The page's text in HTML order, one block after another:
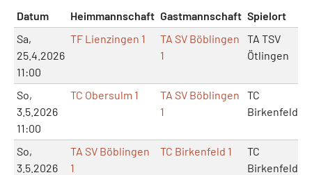
Datum Heimmannschaft Gastmannschaft Spielort
Sa,
25.4.2026
11:00
TF Lienzingen 1
TA SV Böblingen
1
TA TSV
Ötlingen
So,
3.5.2026
11:00
TC Obersulm 1
TA SV Böblingen
1
TC
Birkenfeld
So,
3.5.2026
TA SV Böblingen
1
TC Birkenfeld 1
TC
Birkenfeld